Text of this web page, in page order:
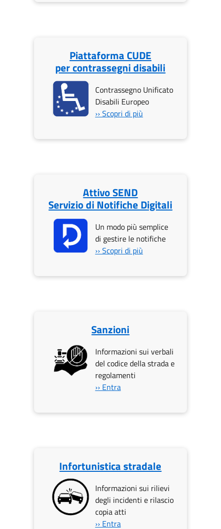
Piattaforma CUDE
per contrassegni disabili
Contrassegno Unificato
Disabili Europeo
›› Scopri di più
Attivo SEND
Servizio di Notifiche Digitali
Un modo più semplice
di gestire le notifiche
›› Scopri di più
Sanzioni
Informazioni sui verbali
del codice della strada e
regolamenti
›› Entra
Infortunistica stradale
Informazioni sui rilievi
degli incidenti e rilascio
copia atti
›› Entra